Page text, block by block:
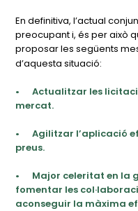
En definitiva, l’actual
preocupant i, és per això
proposar les següents
d’aquesta situació:
•
Actualitzar les
mercat.
•
Agilitzar l’aplicació
preus.
•
Major celeritat en la
fomentar les
aconseguir la màxima